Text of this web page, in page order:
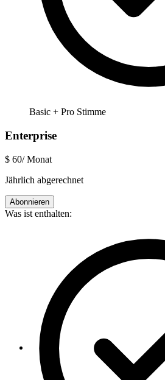
Basic + Pro Stimme
Enterprise
$ 60/ Monat
Jährlich abgerechnet
Abonnieren
Was ist enthalten: